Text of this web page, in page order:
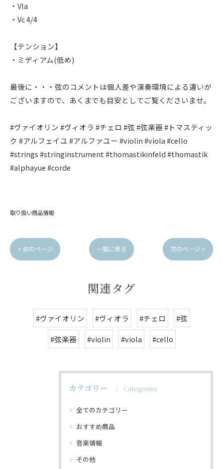
・Vla
・Vc 4/4
【テンション】
・ミディアム(低め)
最後に・・・弦のコメントは個人差や演奏環境による違いが
ございますので、あくまでも目安としてご覧くださいませ。
#ヴァイオリン #ヴィオラ #チェロ #弦 #弦楽器 #トマスティッ
ク #アルフェイユ #アルファユー #violin #viola #cello
#strings #stringinstrument #thomastikinfeld #thomastik
#alphayue #corde
取り扱い商品情報
< 前のページ 一覧に戻る 次のページ >
関連タグ
#ヴァイオリン #ヴィオラ #チェロ
#弦
#弦楽器
#violin #viola #cello
カテゴリー Categories
全てのカテゴリー
おすすめ商品
音楽情報
その他